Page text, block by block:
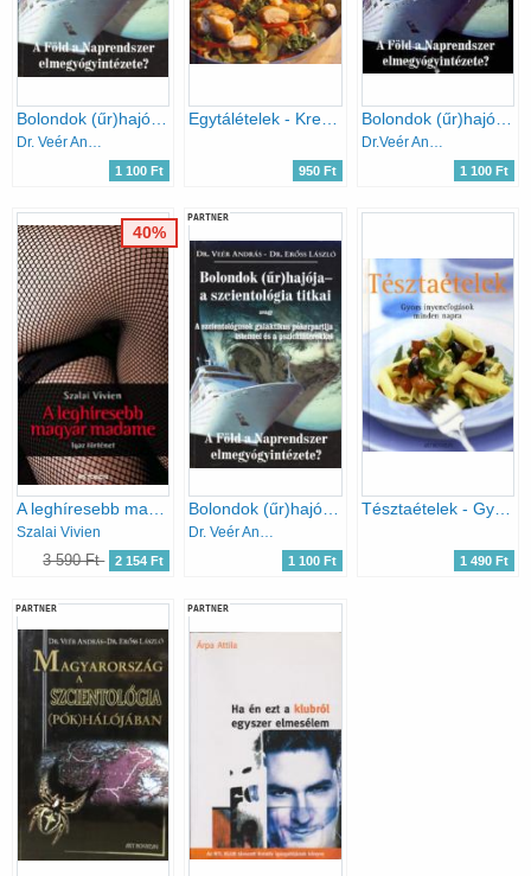
1 100 Ft 950 Ft
Bolondok (űr)hajója -a szcientológia titkai
1 100 Ft
Szalai Vivien
3 590 Ft 2 154 Ft
40%
PARTNER
Dr. Veér András- Dr. Erőss László
1 100 Ft
Tésztaételek - Gyors ínyencfogások minden napra
1 490 Ft
PARTNER PARTNER